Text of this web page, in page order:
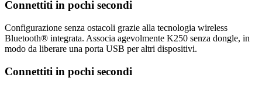
Connettiti in pochi secondi
Configurazione senza ostacoli grazie alla tecnologia wireless
Bluetooth® integrata. Associa agevolmente K250 senza dongle, in
modo da liberare una porta USB per altri dispositivi.
Connettiti in pochi secondi